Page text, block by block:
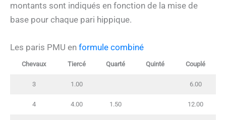
montants sont indiqués en fonction de la mise de
base pour chaque pari hippique.
Les paris PMU en formule combiné
Chevaux Tiercé Quarté Quinté Couplé
3 1.00 6.00
4 4.00 1.50 12.00